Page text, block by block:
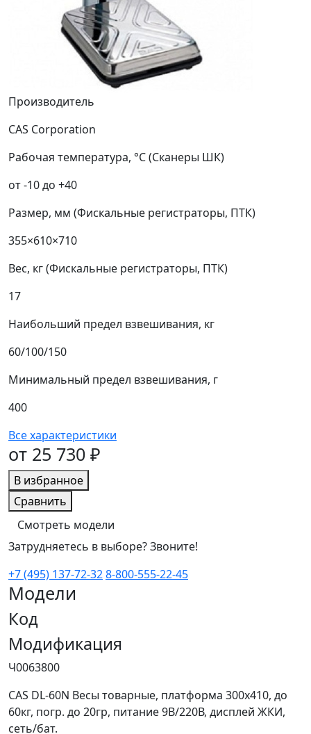
Производитель
CAS Corporation
Рабочая температура, °С (Сканеры ШК)
от -10 до +40
Размер, мм (Фискальные регистраторы, ПТК)
355×610×710
Вес, кг (Фискальные регистраторы, ПТК)
17
Наибольший предел взвешивания, кг
60/100/150
Минимальный предел взвешивания, г
400
Все характеристики
от 25 730 ₽
В избранное
Сравнить
Смотреть модели
Затрудняетесь в выборе? Звоните!
+7 (495) 137-72-328-800-555-22-45
Модели
Код
Модификация
Ч0063800
CAS DL-60N Весы товарные, платформа 300х410, до
60кг, погр. до 20гр, питание 9В/220В, дисплей ЖКИ,
сеть/бат.